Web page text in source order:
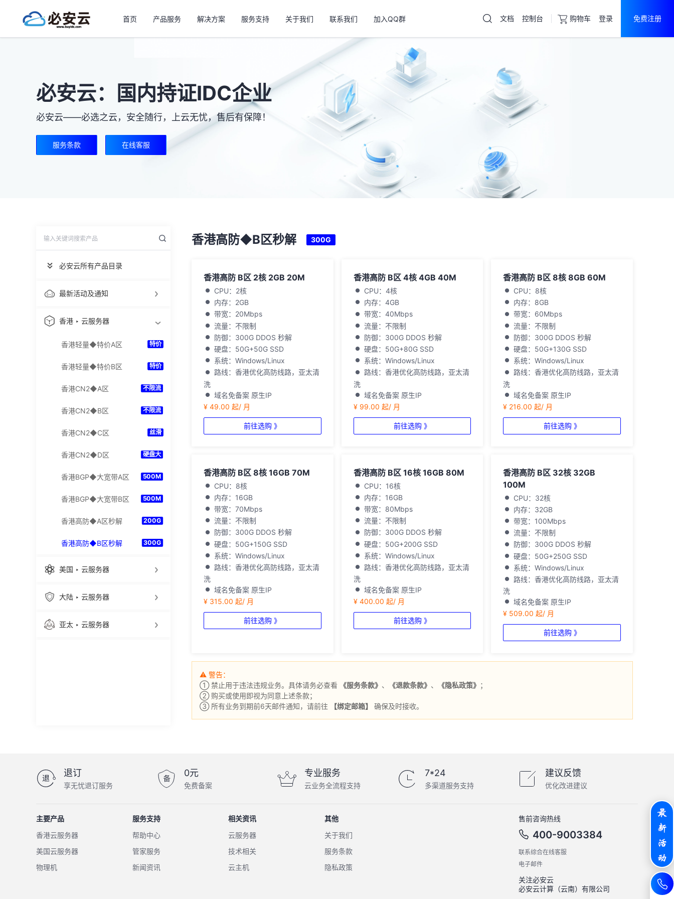
首页 产品服务 解决方案 服务支持 关于我们 联系我们 加入QQ群
香港
美国
文档 控制台 购物车 登录 免费注册
必安云：国内持证IDC企业
必安云——必选之云，安全随行，上云无忧，售后有保障！
服务条款 在线客服
必安云所有产品目录
最新活动及通知
香港 ‣ 云服务器
香港轻量◆特价A区 特价
香港轻量◆特价B区 特价
香港CN2◆A区 不限流
香港CN2◆B区 不限流
香港CN2◆C区 丝滑
香港CN2◆D区 硬盘大
香港BGP◆大宽带A区 500M
香港BGP◆大宽带B区 500M
香港高防◆A区秒解 200G
香港高防◆B区秒解 300G
美国 ‣ 云服务器
大陆 ‣ 云服务器
亚太 ‣ 云服务器
虚拟主机
香港高防◆B区秒解 300G
香港高防 B区 2核 2GB 20M
CPU：2核
内存：2GB
带宽：20Mbps
流量：不限制
防御：300G DDOS 秒解
硬盘：50G+50G SSD
系统：Windows/Linux
路线：香港优化高防线路，亚太清
洗
域名免备案 原生IP
¥ 49.00 起/ 月
前往选购 》
香港高防 B区 4核 4GB 40M
CPU：4核
内存：4GB
带宽：40Mbps
流量：不限制
防御：300G DDOS 秒解
硬盘：50G+80G SSD
系统：Windows/Linux
路线：香港优化高防线路，亚太清
洗
域名免备案 原生IP
¥ 99.00 起/ 月
前往选购 》
香港高防 B区 8核 8GB 60M
CPU：8核
内存：8GB
带宽：60Mbps
流量：不限制
防御：300G DDOS 秒解
硬盘：50G+130G SSD
系统：Windows/Linux
路线：香港优化高防线路，亚太清
洗
域名免备案 原生IP
¥ 216.00 起/ 月
前往选购 》
香港高防 B区 8核 16GB 70M
CPU：8核
内存：16GB
带宽：70Mbps
流量：不限制
防御：300G DDOS 秒解
硬盘：50G+150G SSD
系统：Windows/Linux
路线：香港优化高防线路，亚太清
洗
域名免备案 原生IP
¥ 315.00 起/ 月
前往选购 》
香港高防 B区 16核 16GB 80M
CPU：16核
内存：16GB
带宽：80Mbps
流量：不限制
防御：300G DDOS 秒解
硬盘：50G+200G SSD
系统：Windows/Linux
路线：香港优化高防线路，亚太清
洗
域名免备案 原生IP
¥ 400.00 起/ 月
前往选购 》
香港高防 B区 32核 32GB
100M
CPU：32核
内存：32GB
带宽：100Mbps
流量：不限制
防御：300G DDOS 秒解
硬盘：50G+250G SSD
系统：Windows/Linux
路线：香港优化高防线路，亚太清
洗
域名免备案 原生IP
¥ 509.00 起/ 月
前往选购 》
⚠ 警告：
① 禁止用于违法违规业务。具体请务必查看
《服务条款》 、 《退款条款》 、 《隐私政策》 ；
② 购买或使用即视为同意上述条款；
③ 所有业务到期前6天邮件通知，请前往
【绑定邮箱】 确保及时接收。
退订
享无忧退订服务
0元
免费备案
专业服务
云业务全流程支持
7*24
多渠道服务支持
建议反馈
优化改进建议
主要产品
香港云服务器
美国云服务器
物理机
服务支持
帮助中心
管家服务
新闻资讯
相关资讯
云服务器
技术相关
云主机
其他
关于我们
服务条款
隐私政策
售前咨询热线
400-9003384
联系综合在线客服
电子邮件
关注必安云
必安云计算（云南）有限公司